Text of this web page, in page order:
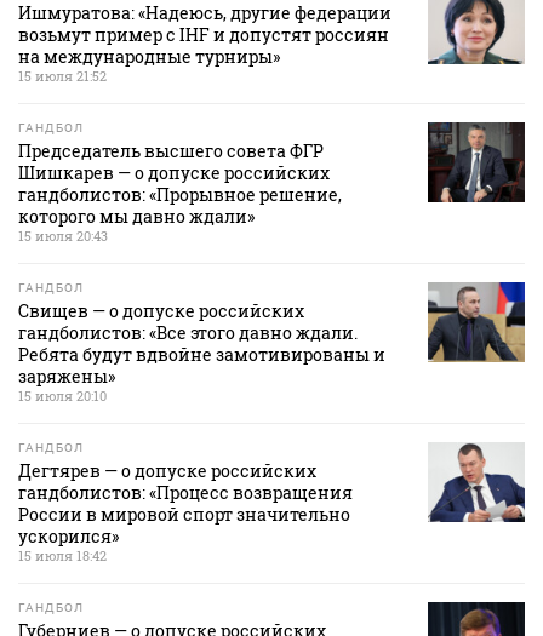
Ишмуратова: «Надеюсь, другие федерации
возьмут пример с IHF и допустят россиян
на международные турниры»
15 июля 21:52
ГАНДБОЛ
Председатель высшего совета ФГР
Шишкарев — о допуске российских
гандболистов: «Прорывное решение,
которого мы давно ждали»
15 июля 20:43
ГАНДБОЛ
Свищев — о допуске российских
гандболистов: «Все этого давно ждали.
Ребята будут вдвойне замотивированы и
заряжены»
15 июля 20:10
ГАНДБОЛ
Дегтярев — о допуске российских
гандболистов: «Процесс возвращения
России в мировой спорт значительно
ускорился»
15 июля 18:42
ГАНДБОЛ
Губерниев — о допуске российских